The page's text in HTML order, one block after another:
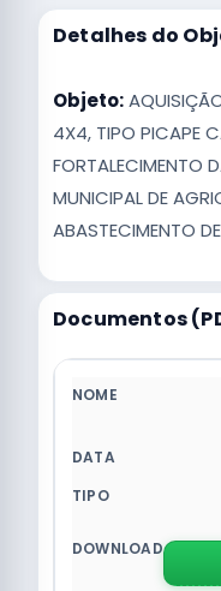
Detalhes do
Objeto:
4X4, TIPO PICAPE
FORTALECIMENTO
MUNICIPAL DE
ABASTECIMENTO
Documentos